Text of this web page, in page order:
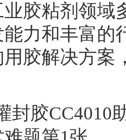
胶粘剂领域
力和丰富的
胶解决方案